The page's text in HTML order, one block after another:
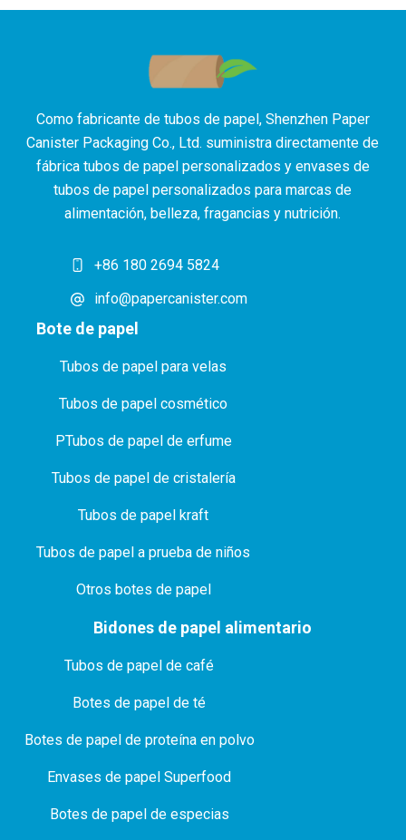
Como fabricante de tubos de papel, Shenzhen Paper
Canister Packaging Co., Ltd. suministra directamente de
fábrica tubos de papel personalizados y envases de
tubos de papel personalizados para marcas de
alimentación, belleza, fragancias y nutrición.
+86 180 2694 5824
info@papercanister.com
Bote de papel
Tubos de papel para velas
Tubos de papel cosmético
PTubos de papel de erfume
Tubos de papel de cristalería
Tubos de papel kraft
Tubos de papel a prueba de niños
Otros botes de papel
Bidones de papel alimentario
Tubos de papel de café
Botes de papel de té
Botes de papel de proteína en polvo
Envases de papel Superfood
Botes de papel de especias